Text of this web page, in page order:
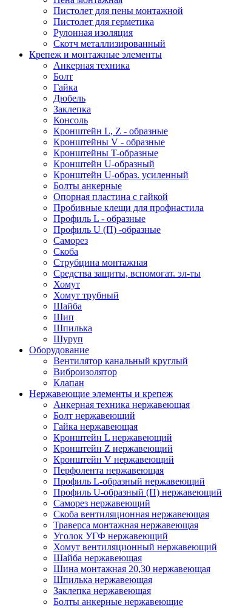
Пистолет для пены монтажной
Пистолет для герметика
Рулонная изоляция
Скотч металлизированный
Крепеж и монтажные элементы
Анкерная техника
Болт
Гайка
Дюбель
Заклепка
Консоль
Кронштейн L, Z - образные
Кронштейны V - образные
Кронштейны T-образные
Кронштейн U-образный
Кронштейн U-образ. усиленный
Болты анкерные
Опорная пластина с гайкой
Пробивные клещи для профнастила
Профиль L - образные
Профиль U (П) -образные
Саморез
Скоба
Струбцина монтажная
Средства защиты, вспомогат. эл-ты
Хомут
Хомут трубный
Шайба
Шип
Шпилька
Шуруп
Оборудование
Вентилятор канальный круглый
Виброизолятор
Клапан
Нержавеющие элементы и крепеж
Анкерная техника нержавеющая
Болт нержавеющий
Гайка нержавеющая
Кронштейн L нержавеющий
Кронштейн Z нержавеющий
Кронштейн V нержавеющий
Перфолента нержавеющая
Профиль L-образный нержавеющий
Профиль U-образный (П) нержавеющий
Саморез нержавеющий
Скоба вентиляционная нержавеющая
Траверса монтажная нержавеющая
Уголок УГФ нержавеющий
Хомут вентиляционный нержавеющий
Шайба нержавеющая
Шина монтажная 20,30 нержавеющая
Шпилька нержавеющая
Заклепка нержавеющая
Болты анкерные нержавеющие